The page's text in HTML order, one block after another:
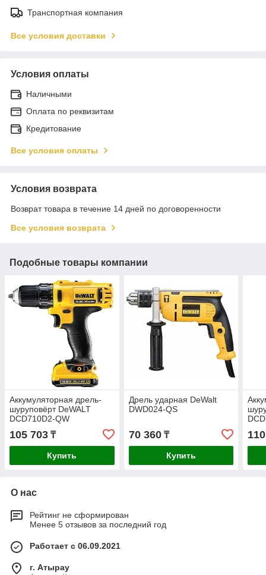
Транспортная компания
Все условия доставки
Условия оплаты
Наличными
Оплата по реквизитам
Кредитование
Все условия оплаты
Условия возврата
Возврат товара в течение 14 дней по договоренности
Все условия возврата
Подобные товары компании
Аккумуляторная дрель-
шуруповёрт DeWALT
DCD710D2-QW
105 703 ₸
Купить
Дрель ударная DeWalt
DWD024-QS
70 360₸
Купить
О нас
Рейтинг не сформирован
Менее 5 отзывов за последний год
Работает с 06.09.2021
г. Атырау